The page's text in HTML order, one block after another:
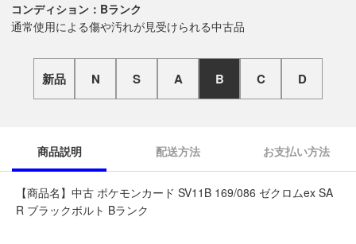
コンディション：Bランク
通常使用による傷や汚れが見受けられる中古品
新品 N S A B C D
商品説明 配送方法 お支払い方法
【商品名】中古 ポケモンカード SV11B 169/086 ゼクロムex SA
R ブラックボルト Bランク